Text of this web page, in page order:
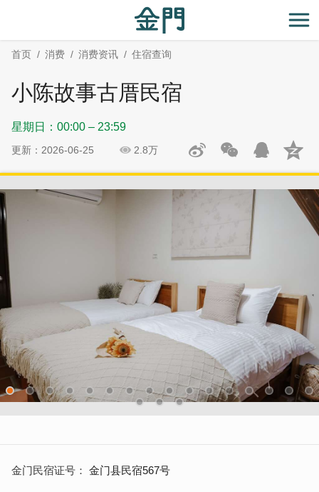
主
开
首页 消费 消费资讯 住宿查询
小陈故事古厝民宿
星期日：00:00 – 23:59
更新：2026-06-25 2.8万
社
金门民宿证号 金门县民宿567号